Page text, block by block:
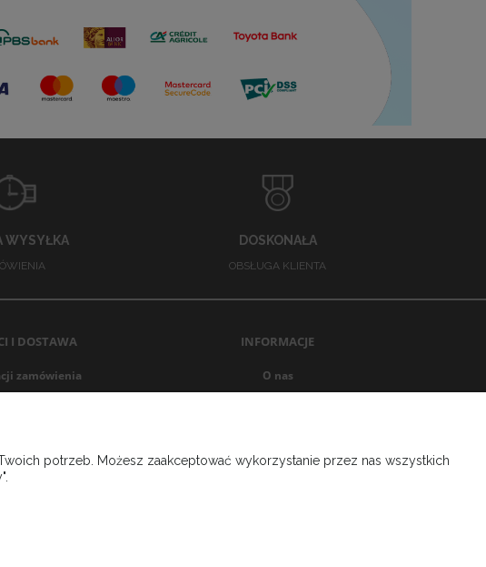
WYSYŁKA DOSKONAŁA
OBSŁUGA KLIENTA
I DOSTAWA
zamówienia
dostawy
INFORMACJE
O nas
Opinie Trustmate
Kontakt
potrzeb. Możesz zaakceptować wykorzystanie przez nas wszystkich